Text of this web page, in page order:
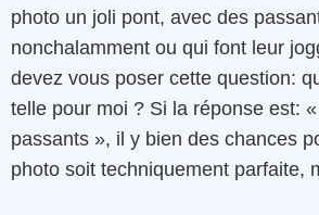
photo un joli pont, avec des
nonchalamment ou qui font leur
devez vous poser cette question:
telle pour moi ? Si la réponse est:
passants », il y bien des chances
photo soit techniquement parfaite,